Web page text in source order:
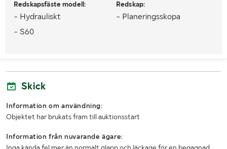
Redskapsfäste modell:
- Hydrauliskt
- S60
Redskap:
- Planeringsskopa
Skick
Information om användning:
Objektet har brukats fram till auktionsstart
Information från nuvarande ägare: